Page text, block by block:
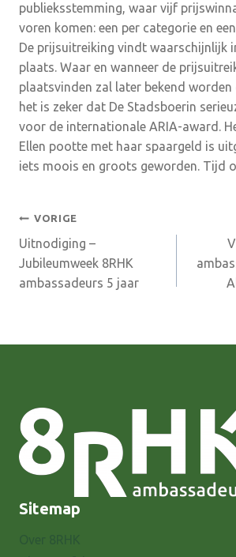
publieksstemming, waar vijf
voren komen: een per categorie en
De prijsuitreiking vindt waarschijnlijk
plaats. Waar en wanneer de
plaatsvinden zal later bekend
het is zeker dat De Stadsboerin
voor de internationale ARIA-award.
Ellen pootte met haar spaargeld is
iets moois en groots geworden. Tijd
Bericht
navigatie
VORIGE
Uitnodiging –
Jubileumweek 8RHK
ambassadeurs 5 jaar
Sitemap